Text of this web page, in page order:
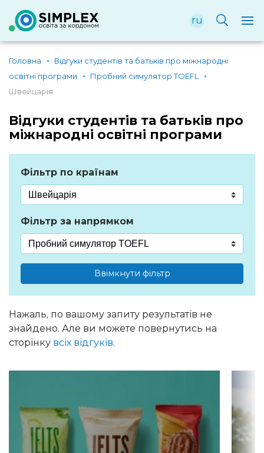
ru
Головна
Відгуки студентів та батьків про міжнародні
освітні програми
Пробний симулятор TOEFL
Швейцарія
Відгуки студентів та батьків про
міжнародні освітні програми
Фільтр по країнам
Фільтр за напрямком
Ввімкнути фільтр
Нажаль, по вашому запиту результатів не
знайдено. Але ви можете повернутись на
сторінку всіх відгуків.